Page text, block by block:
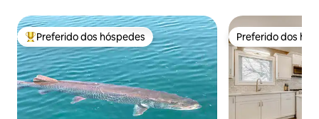
Entre os melhores preferidos dos hóspedes
Preferido dos hóspedes Preferido dos
Preferido dos